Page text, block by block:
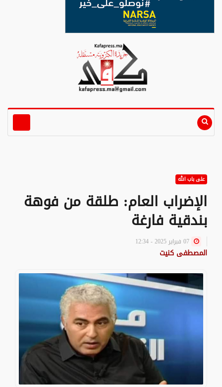
على باب الله
الإضراب العام: طلقة من فوهة
بندقية فارغة
المصطفى كنيت